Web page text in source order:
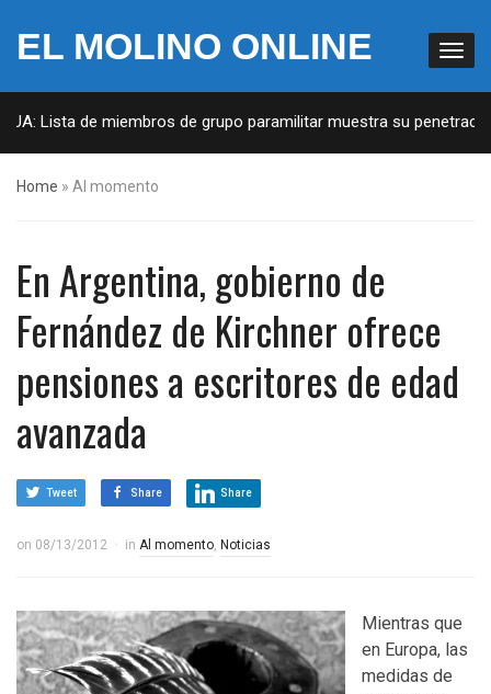
EL MOLINO ONLINE
Lista de miembros de grupo paramilitar muestra su penetración
Home » Al momento
En Argentina, gobierno de
Fernández de Kirchner ofrece
pensiones a escritores de edad
avanzada
Tweet Share Share
on 08/13/2012 in Al momento, Noticias
Mientras que
en Europa, las
medidas de